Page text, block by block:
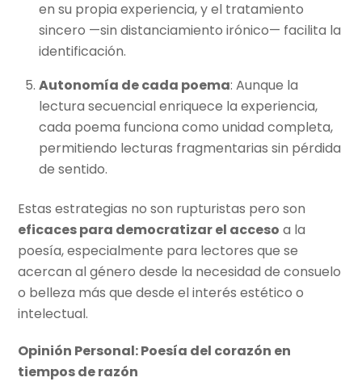
en su propia experiencia, y el tratamiento
sincero —sin distanciamiento irónico— facilita la
identificación.
Autonomía de cada poema: Aunque la
lectura secuencial enriquece la experiencia,
cada poema funciona como unidad completa,
permitiendo lecturas fragmentarias sin pérdida
de sentido.
Estas estrategias no son rupturistas pero son
eficaces para democratizar el acceso a la
poesía, especialmente para lectores que se
acercan al género desde la necesidad de consuelo
o belleza más que desde el interés estético o
intelectual.
Opinión Personal: Poesía del corazón en
tiempos de razón